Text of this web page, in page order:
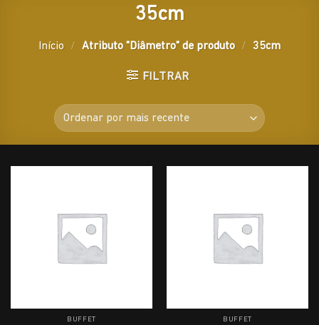
35cm
Início / Atributo "Diâmetro" de produto / 35cm
FILTRAR
BUFFET BUFFET